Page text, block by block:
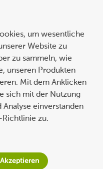
PHP-
2015
um wesentliche
Website zu
zu sammeln, wie
unseren Produkten
Mit dem Anklicken
sich mit der Nutzung
einverstanden
zu.
Akzeptieren